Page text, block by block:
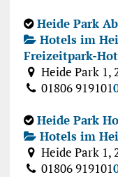
Heide Park
Hotels im
Freizeitpark-
Heide Park 1,
01806 919101
Heide Park
Hotels im
Heide Park 1,
01806 919101